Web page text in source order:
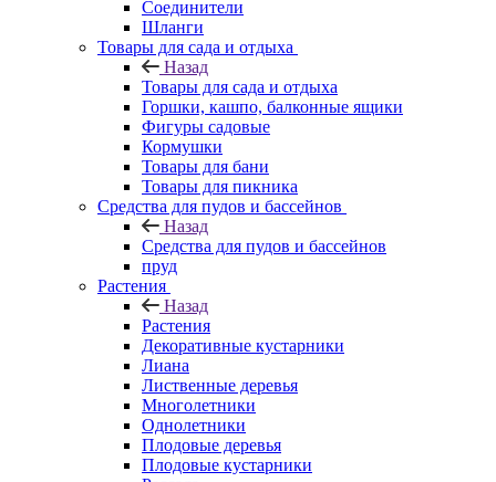
Соединители
Шланги
Товары для сада и отдыха
Назад
Товары для сада и отдыха
Горшки, кашпо, балконные ящики
Фигуры садовые
Кормушки
Товары для бани
Товары для пикника
Средства для пудов и бассейнов
Назад
Средства для пудов и бассейнов
пруд
Растения
Назад
Растения
Декоративные кустарники
Лиана
Лиственные деревья
Многолетники
Однолетники
Плодовые деревья
Плодовые кустарники